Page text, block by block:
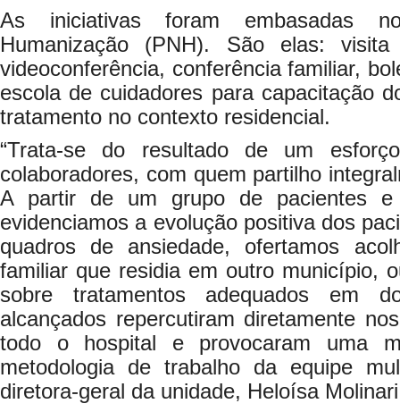
As iniciativas foram embasadas
Humanização (PNH). São elas: visita
videoconferência, conferência familiar,
escola de cuidadores para capacitação
tratamento no contexto residencial.
“Trata-se do resultado de um
colaboradores, com quem partilho
A partir de um grupo de pacientes e
evidenciamos a evolução positiva dos
quadros de ansiedade, ofertamos
familiar que residia em outro município,
sobre tratamentos adequados em
alcançados repercutiram diretamente
todo o hospital e provocaram uma
metodologia de trabalho da equipe
diretora-geral da unidade, Heloísa